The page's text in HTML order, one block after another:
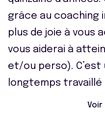
grâce au coaching
plus de joie à vous
vous aiderai à
et/ou perso). C’est
longtemps
Voir